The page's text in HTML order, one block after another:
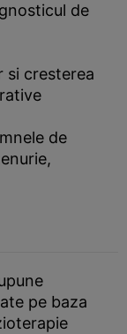
de
si cresterea
de
pe baza